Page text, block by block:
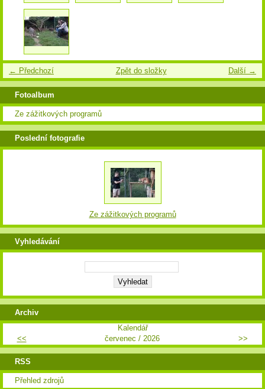
← Předchozí Další →
Zpět do složky
Fotoalbum
Ze zážitkových programů
Poslední fotografie
Ze zážitkových programů
Vyhledávání
Archiv
Kalendář
<<
červenec / 2026 >>
RSS
Přehled zdrojů